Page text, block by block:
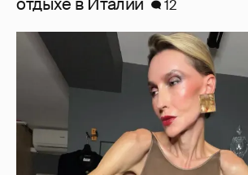
"Люблю своё тело". 52-летняя
Максимова показала фигуру в